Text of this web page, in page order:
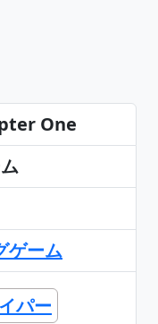
One
ゲーム
パー